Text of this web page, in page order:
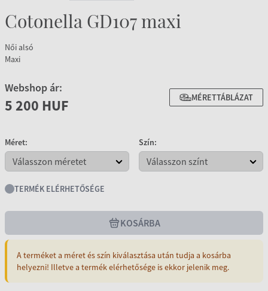
Cotonella GD107 maxi
Női alsó
Maxi
Webshop ár:
5 200 HUF MÉRETTÁBLÁZAT
Méret: Szín:
TERMÉK ELÉRHETŐSÉGE
KOSÁRBA
A terméket a méret és szín kiválasztása után tudja a kosárba
helyezni! Illetve a termék elérhetősége is ekkor jelenik meg.